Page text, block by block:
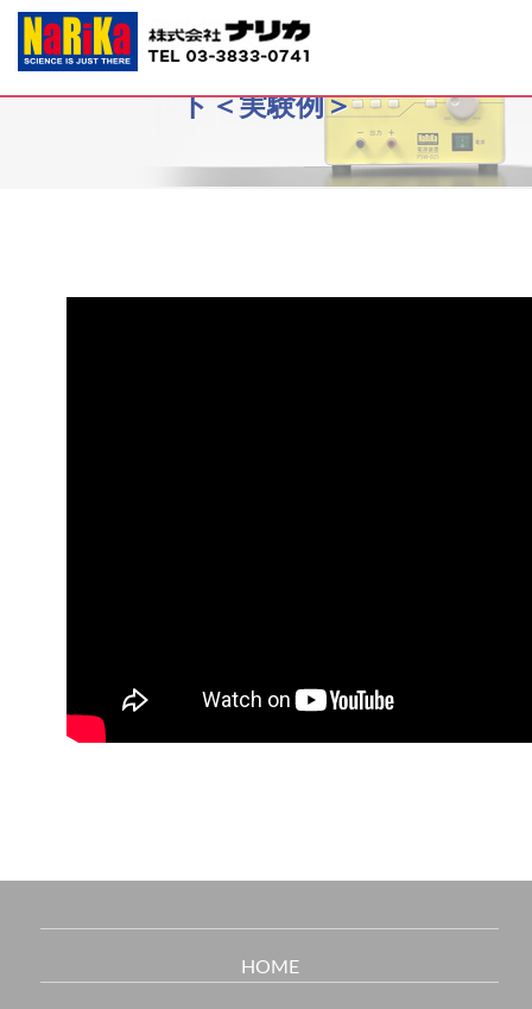
B10-1325静電高圧ゼネコン実験セッ
ト＜実験例＞
HOME